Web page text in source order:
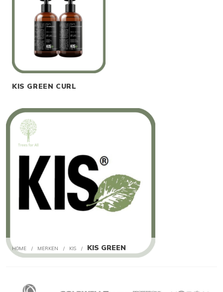
KIS GREEN CURL
HOME / MERKEN / KIS / KIS GREEN